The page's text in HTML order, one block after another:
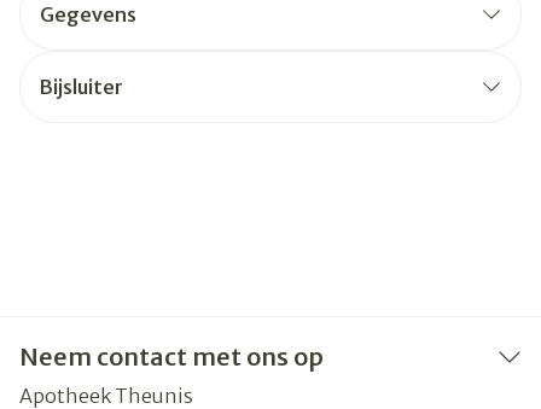
Gegevens
Bijsluiter
Neem contact met ons op
Apotheek Theunis